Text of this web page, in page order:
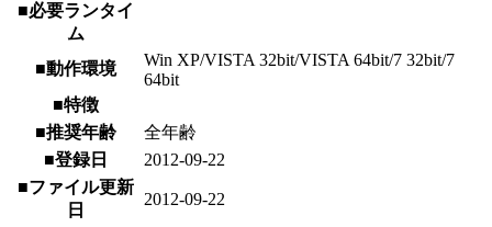
■必要ランタイ
ム
■動作環境
Win XP/VISTA 32bit/VISTA 64bit/7 32bit/7
64bit
■特徴
■推奨年齢
全年齢
■登録日
2012-09-22
■ファイル更新
日
2012-09-22